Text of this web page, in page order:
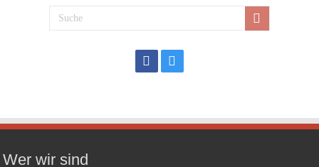
Wer wir sind